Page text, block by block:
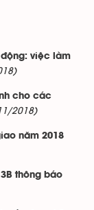
động: việc làm
cho các
2018)
năm 2018
thông báo